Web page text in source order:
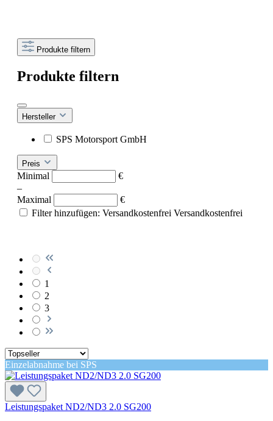
Produkte filtern
Produkte filtern
Hersteller
SPS Motorsport GmbH
Preis
Minimal
€
–
Maximal
€
Filter hinzufügen: Versandkostenfrei Versandkostenfrei
1
2
3
Einzelabnahme bei SPS
Leistungspaket ND2/ND3 2.0 SG200